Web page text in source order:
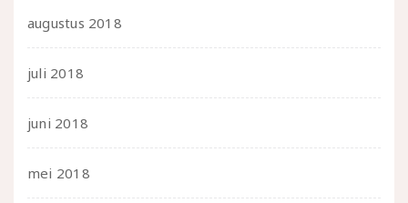
augustus 2018
juli 2018
juni 2018
mei 2018